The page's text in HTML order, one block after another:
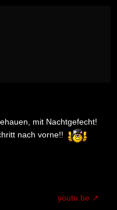
mit Nachtgefecht!
nach vorne!!
youtu.be